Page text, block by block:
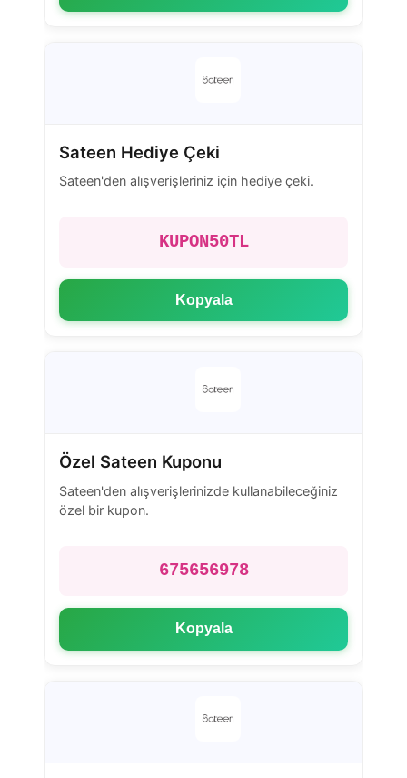
Sateen Hediye Çeki
Sateen'den alışverişleriniz için hediye çeki.
KUPON50TL
Kopyala
Özel Sateen Kuponu
Sateen'den alışverişlerinizde kullanabileceğiniz
özel bir kupon.
675656978
Kopyala